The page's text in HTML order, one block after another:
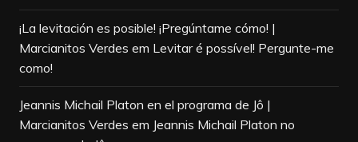
¡La levitación es posible! ¡Pregúntame cómo! |
Marcianitos Verdes em Levitar é possível! Pergunte-me
como!
Jeannis Michail Platon en el programa de Jô |
Marcianitos Verdes em Jeannis Michail Platon no